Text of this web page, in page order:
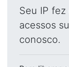
Seu IP
acessos
conosco.